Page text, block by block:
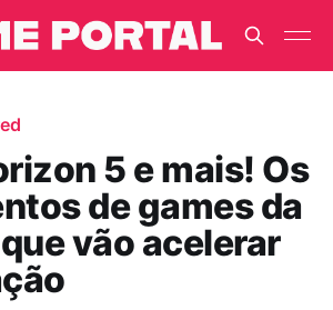
5 e mais! Os
de games da
vão acelerar